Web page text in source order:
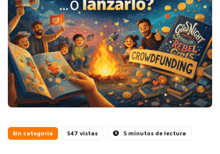
Sin categoría 547 vistas 5 minutos de lectura